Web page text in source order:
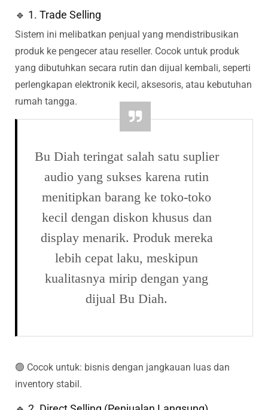
🔹 1. Trade Selling
Sistem ini melibatkan penjual yang mendistribusikan
produk ke pengecer atau reseller. Cocok untuk produk
yang dibutuhkan secara rutin dan dijual kembali, seperti
perlengkapan elektronik kecil, aksesoris, atau kebutuhan
rumah tangga.
Bu Diah teringat salah satu suplier
audio yang sukses karena rutin
menitipkan barang ke toko-toko
kecil dengan diskon khusus dan
display menarik. Produk mereka
lebih cepat laku, meskipun
kualitasnya mirip dengan yang
dijual Bu Diah.
🟢 Cocok untuk: bisnis dengan jangkauan luas dan
inventory stabil.